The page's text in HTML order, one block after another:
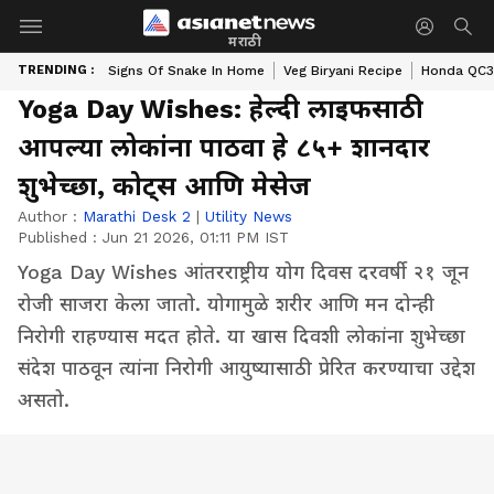
मराठी
TRENDING : Signs Of Snake In Home Veg Biryani Recipe Honda
Yoga Day Wishes: हेल्दी लाइफसाठी
आपल्या लोकांना पाठवा हे ८५+ शानदार
शुभेच्छा, कोट्स आणि मेसेज
Author : Marathi Desk 2 | Utility News
Published : Jun 21 2026, 01:11 PM IST
Yoga Day Wishes आंतरराष्ट्रीय योग दिवस दरवर्षी २१ जून
रोजी साजरा केला जातो. योगामुळे शरीर आणि मन दोन्ही
निरोगी राहण्यास मदत होते. या खास दिवशी लोकांना शुभेच्छा
संदेश पाठवून त्यांना निरोगी आयुष्यासाठी प्रेरित करण्याचा उद्देश
असतो.